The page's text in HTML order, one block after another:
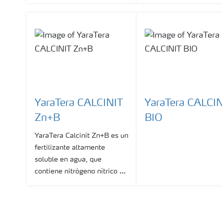
microaspersión.
microaspersión.
YaraTera CALCINIT
Zn+B
YaraTera Calcinit Zn+B es un
fertilizante altamente
soluble en agua, que
contiene nitrógeno nítrico y
YaraTera
BIO